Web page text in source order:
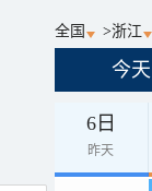
全国 >浙江
今天
6日
昨天